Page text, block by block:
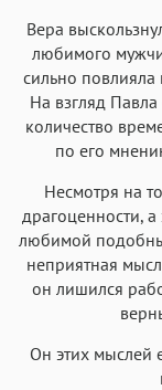
Вера
любимого
сильно
На взгляд
количество
по его
Несмотря на
драгоценности,
любимой
неприятная
он лишился
Он этих мыслей